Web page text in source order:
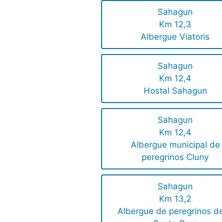
Sahagun
Km 12,3
Albergue Viatoris
Sahagun
Km 12,4
Hostal Sahagun
Sahagun
Km 12,4
Albergue municipal de
peregrinos Cluny
Sahagun
Km 13,2
Albergue de peregrinos